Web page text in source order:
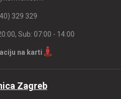
329 329
Sub: 07:00 - 14:00
na karti
Zagreb